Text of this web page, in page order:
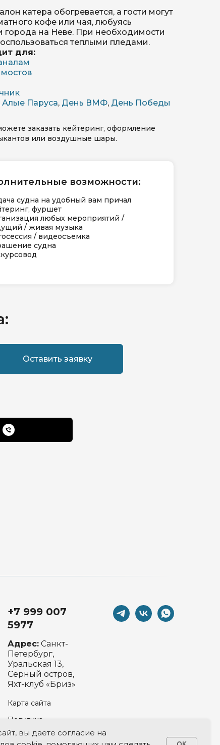
катера обогревается, а гости могут
кофе или чая, любуясь
на Неве. При необходимости
теплыми пледами.
для:
Алые Паруса, День ВМФ, День Победы
заказать кейтеринг, оформление
или воздушные шары.
возможности:
судна на удобный вам причал
фуршет
любых мероприятий /
/ живая музыка
/ видеосъемка
судна
Оставить заявку
вы даете согласие на
+7 999 007
5977
Адрес: Санкт-
Петербург,
Уральская 13,
Серный остров,
Яхт-клуб «Бриз»
Карта сайта
Политика
конфиденциальности